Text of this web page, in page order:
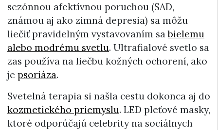
sezónnou afektívnou poruchou (SAD,
známou aj ako zimná depresia) sa môžu
liečiť pravidelným vystavovaním sabielemu
alebo modrému svetlu. Ultrafialové svetlo sa
zas používa na liečbu kožných ochorení, ako
je psoriáza.
Svetelná terapia si našla cestu dokonca aj do
kozmetického priemyslu. LED pleťové masky,
ktoré odporúčajú celebrity na sociálnych